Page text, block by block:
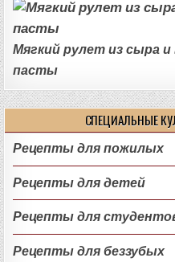
Мягкий рулет из сыра
пасты
СПЕЦИАЛЬНЫЕ
Рецепты для пожилых
Рецепты для детей
Рецепты для
Рецепты для беззубых